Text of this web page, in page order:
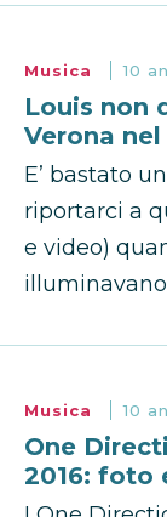
Musica 10
Louis non
Verona
E’ bastato
riportarci a
e video)
illuminavano
Musica 10
One
2016: foto